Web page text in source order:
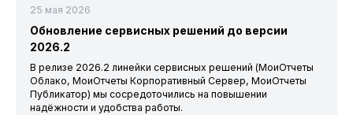
25 мая 2026
Обновление сервисных решений до версии
2026.2
В релизе 2026.2 линейки сервисных решений (МоиОтчеты
Облако, МоиОтчеты Корпоративный Сервер, МоиОтчеты
Публикатор) мы сосредоточились на повышении
надёжности и удобства работы.